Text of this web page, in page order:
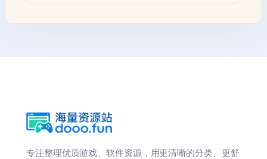
专注整理优质游戏、软件资源，用更清晰的分类、更舒